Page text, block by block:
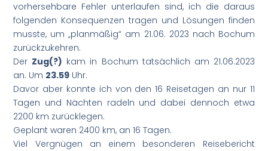
vorhersehbare Fehler unterlaufen sind, ich die daraus
folgenden Konsequenzen tragen und Lösungen finden
musste, um „planmäßig“ am 21.06. 2023 nach Bochum
zurückzukehren.
Der Zug(?) kam in Bochum tatsächlich am 21.06.2023
an. Um 23.59 Uhr.
Davor aber konnte ich von den 16 Reisetagen an nur 11
Tagen und Nächten radeln und dabei dennoch etwa
2200 km zurücklegen.
Geplant waren 2400 km, an 16 Tagen.
Viel Vergnügen an einem besonderen Reisebericht